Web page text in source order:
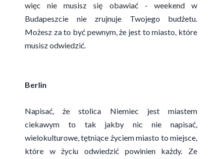
więc nie musisz się obawiać - weekend w
Budapeszcie nie zrujnuje Twojego budżetu.
Możesz za to być pewnym, że jest to miasto, które
musisz odwiedzić.
Berlin
Napisać, że stolica Niemiec jest miastem
ciekawym to tak jakby nic nie napisać,
wielokulturowe, tętniące życiem miasto to miejsce,
które w życiu odwiedzić powinien każdy. Ze